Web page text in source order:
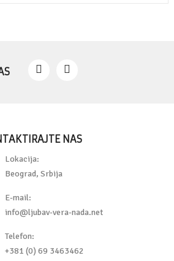
NAS
Lokacija:
Beograd, Srbija
E-mail:
info@ljubav-vera-nada.net
Telefon:
+381 (0) 69 3463462